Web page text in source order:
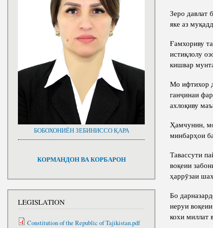
Зеро давлат
яке аз
Ғамхориву
истиқлолу
кишвар
Мо ифтихор
ганҷинаи
ахлоқиву
Ҳамчунин,
минбарҳои
Тавассути
воқеии
ҳаррӯзаи
Бо
неруи
кохи миллат
БОБОХОНИЁН ЗЕБИНИССО ҚАРА
КОРМАНДОН ВА КОРБАРОН
LEGISLATION
Constitution of the Republic of Tajikistan.pdf